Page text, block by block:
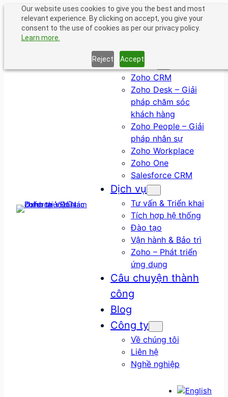
Our website uses cookies to give you the best and most
relevant experience. By clicking on accept, you give your
consent to the use of cookies as per our privacy policy.
Learn more.
Reject Accept
Chuyển
phần
Giải pháp
Zoho CRM
Zoho Desk – Giải
pháp chăm sóc
khách hàng
Zoho People – Giải
pháp nhân sự
Zoho Workplace
Zoho One
Salesforce CRM
Dịch vụ
Tư vấn & Triển khai
Tích hợp hệ thống
Đào tạo
Vận hành & Bảo trì
Zoho – Phát triển
ứng dụng
Câu chuyện thành
công
Blog
Công ty
Về chúng tôi
Liên hệ
Nghề nghiệp